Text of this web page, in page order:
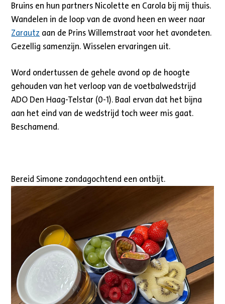
Bruins en hun partners Nicolette en Carola bij mij thuis.
Wandelen in de loop van de avond heen en weer naar
Zarautz aan de Prins Willemstraat voor het avondeten.
Gezellig samenzijn. Wisselen ervaringen uit.
Word ondertussen de gehele avond op de hoogte
gehouden van het verloop van de voetbalwedstrijd
ADO Den Haag-Telstar (0-1). Baal ervan dat het bijna
aan het eind van de wedstrijd toch weer mis gaat.
Beschamend.
Bereid Simone zondagochtend een ontbijt.